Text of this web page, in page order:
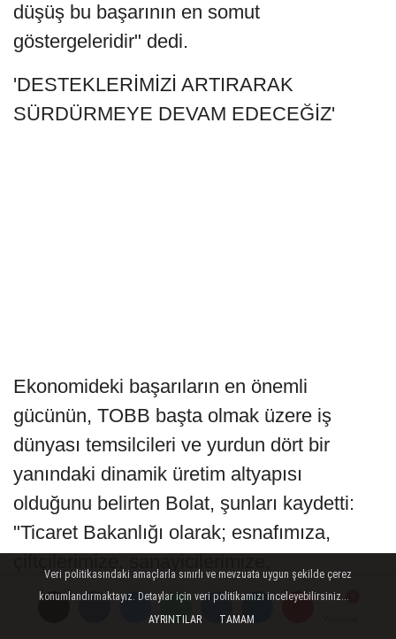
düşüş bu başarının en somut
göstergeleridir" dedi.
'DESTEKLERİMİZİ ARTIRARAK
SÜRDÜRMEYE DEVAM EDECEĞİZ'
Ekonomideki başarıların en önemli
gücünün, TOBB başta olmak üzere iş
dünyası temsilcileri ve yurdun dört bir
yanındaki dinamik üretim altyapısı
olduğunu belirten Bolat, şunları kaydetti:
"Ticaret Bakanlığı olarak; esnafımıza,
kooperatiflerimize ve girişimcilerimize
yönelik desteklerimizi yerelden ulusala
Veri politikasındaki amaçlarla sınırlı ve mevzuata uygun şekilde çerez
konumlandırmaktayız. Detaylar için veri politikamızı inceleyebilirsiniz...
AYRINTILAR
TAMAM